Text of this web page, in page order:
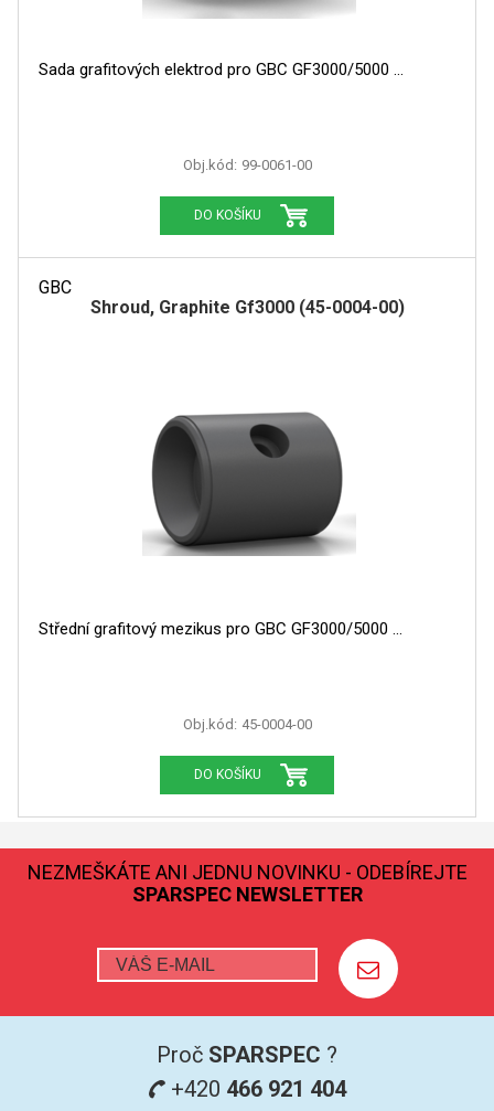
Sada grafitových elektrod pro GBC GF3000/5000
Obj.kód: 99-0061-00
DO KOŠÍKU
GBC
Shroud, Graphite Gf3000 (45-0004-00)
Střední grafitový mezikus pro GBC GF3000/5000
Obj.kód: 45-0004-00
DO KOŠÍKU
NEZMEŠKÁTE ANI JEDNU NOVINKU - ODEBÍREJTE
SPARSPEC NEWSLETTER
Proč SPARSPEC ?
+420 466 921 404